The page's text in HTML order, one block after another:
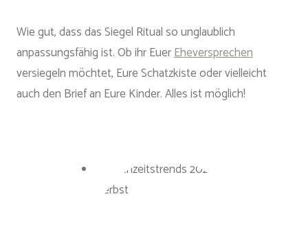
Wie gut, dass das Siegel Ritual so unglaublich
anpassungsfähig ist. Ob ihr EuerEheversprechen
versiegeln möchtet, Eure Schatzkiste oder vielleicht
auch den Brief an Eure Kinder. Alles ist möglich!